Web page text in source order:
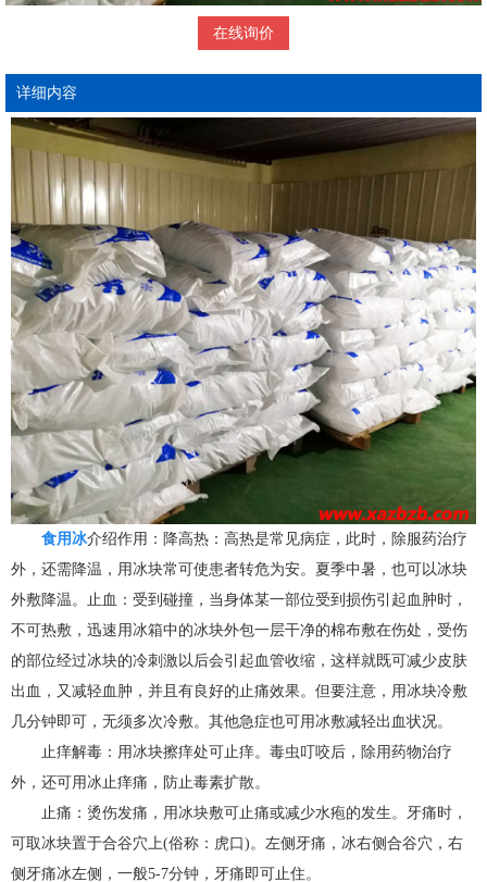
在线询价
详细内容
食用冰介绍作用：降高热：高热是常见病症，此时，除服药治疗
外，还需降温，用冰块常可使患者转危为安。夏季中暑，也可以冰块
外敷降温。止血：受到碰撞，当身体某一部位受到损伤引起血肿时，
不可热敷，迅速用冰箱中的冰块外包一层干净的棉布敷在伤处，受伤
的部位经过冰块的冷刺激以后会引起血管收缩，这样就既可减少皮肤
出血，又减轻血肿，并且有良好的止痛效果。但要注意，用冰块冷敷
几分钟即可，无须多次冷敷。其他急症也可用冰敷减轻出血状况。
止痒解毒：用冰块擦痒处可止痒。毒虫叮咬后，除用药物治疗
外，还可用冰止痒痛，防止毒素扩散。
止痛：烫伤发痛，用冰块敷可止痛或减少水疱的发生。牙痛时，
可取冰块置于合谷穴上(俗称：虎口)。左侧牙痛，冰右侧合谷穴，右
侧牙痛冰左侧，一般5-7分钟，牙痛即可止住。